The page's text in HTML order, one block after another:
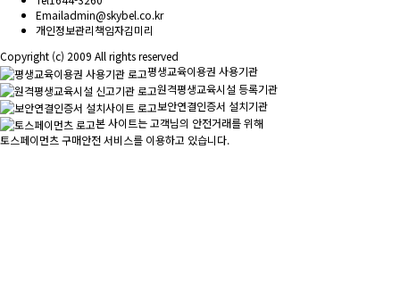
Emailadmin@skybel.co.kr
개인정보관리책임자김미리
Copyright (c) 2009 All rights reserved
평생교육이용권 사용기관
원격평생교육시설 등록기관
보안연결인증서 설치기관
본 사이트는 고객님의 안전거래를 위해
토스페이먼츠 구매안전 서비스를 이용하고 있습니다.